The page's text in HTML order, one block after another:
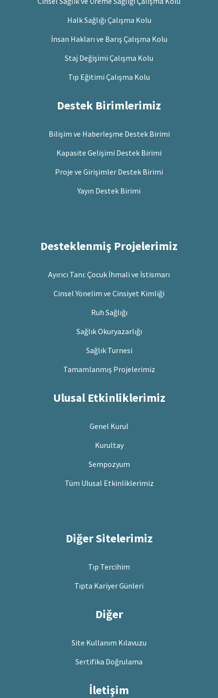
Halk Sağlığı Çalışma Kolu
İnsan Hakları ve Barış Çalışma Kolu
Staj Değişimi Çalışma Kolu
Tıp Eğitimi Çalışma Kolu
Destek Birimlerimiz
Bilişim ve Haberleşme Destek Birimi
Kapasite Gelişimi Destek Birimi
Proje ve Girişimler Destek Birimi
Yayın Destek Birimi
Desteklenmiş Projelerimiz
Ayırıcı Tanı: Çocuk İhmali ve İstismarı
Cinsel Yönelim ve Cinsiyet Kimliği
Ruh Sağlığı
Sağlık Okuryazarlığı
Sağlık Turnesi
Tamamlanmış Projelerimiz
Ulusal Etkinliklerimiz
Genel Kurul
Kurultay
Sempozyum
Tüm Ulusal Etkinliklerimiz
Diğer Sitelerimiz
Tıp Tercihim
Tıpta Kariyer Günleri
Diğer
Site Kullanım Kılavuzu
Sertifika Doğrulama
İletişim